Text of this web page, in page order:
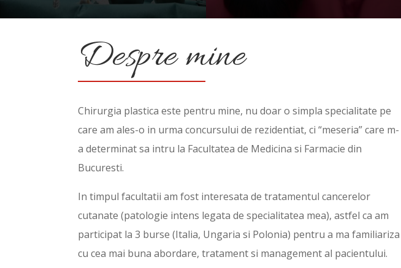
Despre mine
Chirurgia plastica este pentru mine, nu doar o simpla specialitate pe
care am ales-o in urma concursului de rezidentiat, ci “meseria” care m-
a determinat sa intru la Facultatea de Medicina si Farmacie din
Bucuresti.
In timpul facultatii am fost interesata de tratamentul cancerelor
cutanate (patologie intens legata de specialitatea mea), astfel ca am
participat la 3 burse (Italia, Ungaria si Polonia) pentru a ma familiariza
cu cea mai buna abordare, tratament si management al pacientului.